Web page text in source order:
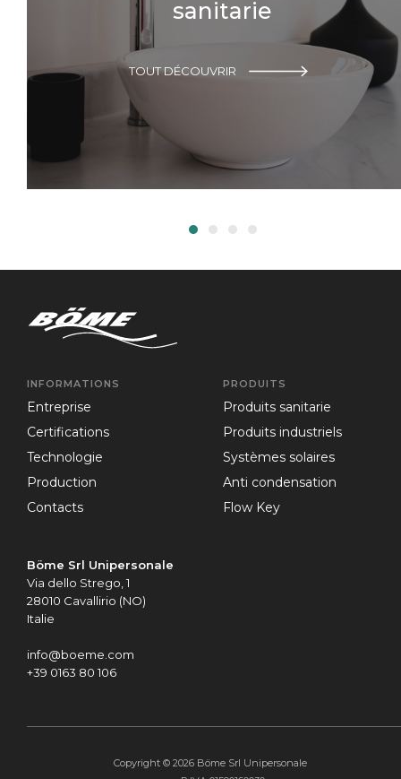
sanitarie
TOUT DÉCOUVRIR
INFORMATIONS
entreprise
certifications
technologie
production
contacts
PRODUITS
Produits sanitarie
Produits industriels
Systèmes solaires
Anti condensation
Flow Key
Böme Srl Unipersonale
Via dello Strego, 1
28010 Cavallirio (NO)
Italie
info@boeme.com
+39 0163 80 106
Copyright © 2026 Böme Srl Unipersonale